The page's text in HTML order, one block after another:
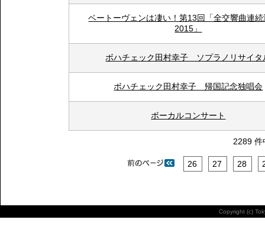
ベートーヴェンは凄い！第13回「全交響曲連
2015」
ボハチェック田村幸子 ソプラノリサイタ
ボハチェック田村幸子 帰国記念独唱会
ボーカルコンサート
2289
26 27 28
Copyright (c)